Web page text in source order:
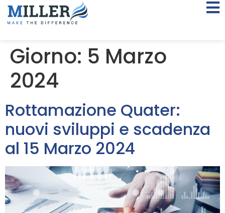
Giorno: 5 Marzo
2024
Rottamazione Quater:
nuovi sviluppi e scadenza
al 15 Marzo 2024